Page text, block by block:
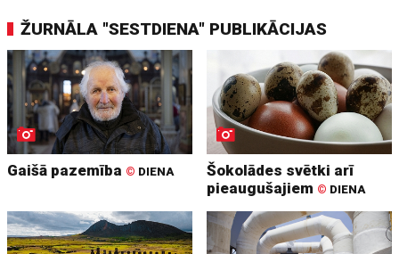
ŽURNĀLA "SESTDIENA" PUBLIKĀCIJAS
Gaišā pazemība © DIENA
Šokolādes svētki arī
pieaugušajiem © DIENA